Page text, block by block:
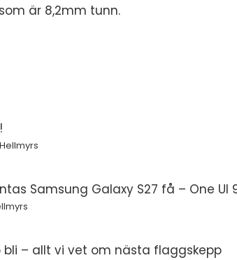
är 8,2mm tunn.
Samsung Galaxy S27 få – One UI
bli – allt vi vet om nästa flaggskepp